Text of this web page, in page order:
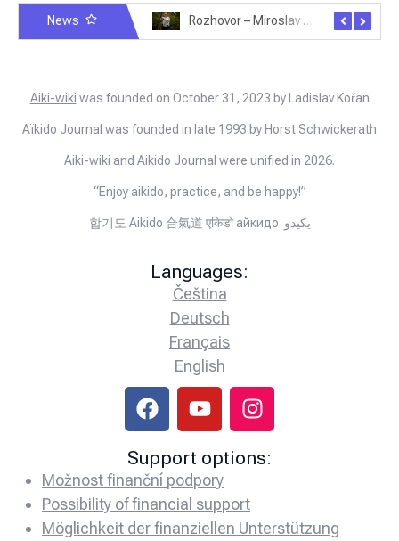
News Rozhovor – Miroslav Šmíd – 22.3.2025
Aiki-wiki was founded on October 31, 2023 by Ladislav Kořan
Aïkido Journal was founded in late 1993 by Horst Schwickerath
Aiki-wiki and Aikido Journal were unified in 2026.
“Enjoy aikido, practice, and be happy!”
합기도 Aikido 合氣道 एकिडो айкидо يكيدو
Languages:
Čeština
Deutsch
Français
English
Support options:
Možnost finanční podpory
Possibility of financial support
Möglichkeit der finanziellen Unterstützung